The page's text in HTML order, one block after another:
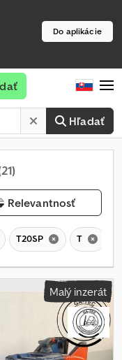
Do aplikácie
Hľadať
Relevantnosť
T20SP T
Malý inzerát